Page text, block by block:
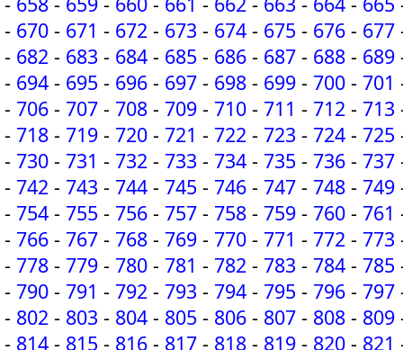
- 670 - 671 - 672 - 673 - 674 - 675 - 676 - 677
- 682 - 683 - 684 - 685 - 686 - 687 - 688 - 689
- 694 - 695 - 696 - 697 - 698 - 699 - 700 - 701
- 706 - 707 - 708 - 709 - 710 - 711 - 712 - 713
- 718 - 719 - 720 - 721 - 722 - 723 - 724 - 725
- 730 - 731 - 732 - 733 - 734 - 735 - 736 - 737
- 742 - 743 - 744 - 745 - 746 - 747 - 748 - 749
- 754 - 755 - 756 - 757 - 758 - 759 - 760 - 761
- 766 - 767 - 768 - 769 - 770 - 771 - 772 - 773
- 778 - 779 - 780 - 781 - 782 - 783 - 784 - 785
- 790 - 791 - 792 - 793 - 794 - 795 - 796 - 797
- 802 - 803 - 804 - 805 - 806 - 807 - 808 - 809
- 814 - 815 - 816 - 817 - 818 - 819 - 820 - 821